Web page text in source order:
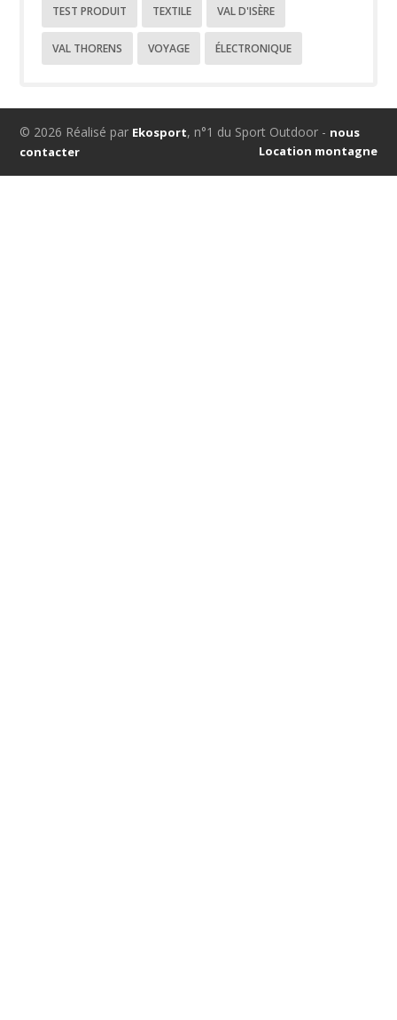
TEST PRODUIT TEXTILE VAL D'ISÈRE
VAL THORENS VOYAGE ÉLECTRONIQUE
© 2026 Réalisé par Ekosport, n°1 du Sport Outdoor - nous
contacter
Location montagne